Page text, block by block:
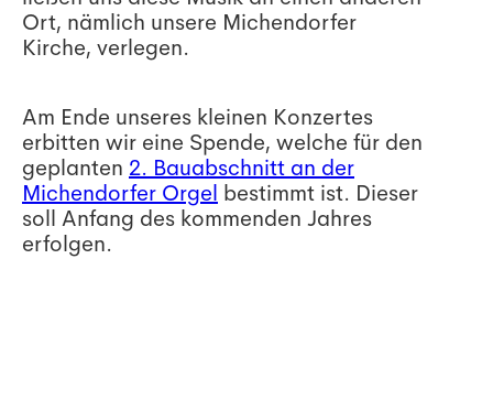
Ort, nämlich unsere Michendorfer
Kirche, verlegen.
Am Ende unseres kleinen Konzertes
erbitten wir eine Spende, welche für den
geplanten 2. Bauabschnitt an der
Michendorfer Orgel bestimmt ist. Dieser
soll Anfang des kommenden Jahres
erfolgen.